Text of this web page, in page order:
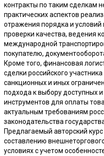
контракты по таким сделкам
практических аспектов
отражения порядка и условий
проверки качества, ведения
международной
покупателю,
Кроме того, финансовая
сделки российского
санкционных и иных
подхода к выбору доступных
инструментов для оплаты
актуальным требованиям
законодательства
Предлагаемый авторский
составлению
условиях с учетом